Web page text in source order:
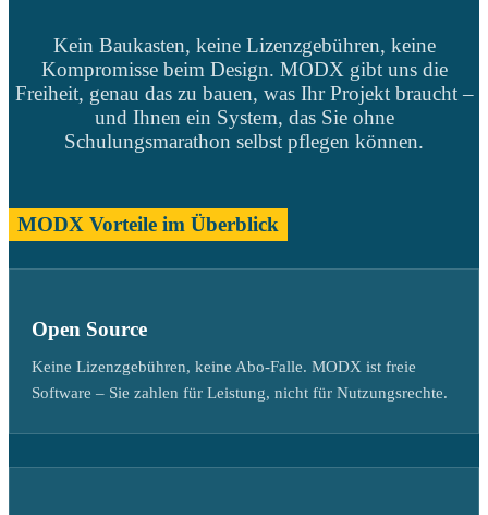
Kein Baukasten, keine Lizenzgebühren, keine
Kompromisse beim Design. MODX gibt uns die
Freiheit, genau das zu bauen, was Ihr Projekt braucht –
und Ihnen ein System, das Sie ohne
Schulungsmarathon selbst pflegen können.
MODX Vorteile im Überblick
Open Source
Keine Lizenzgebühren, keine Abo-Falle. MODX ist freie
Software – Sie zahlen für Leistung, nicht für Nutzungsrechte.